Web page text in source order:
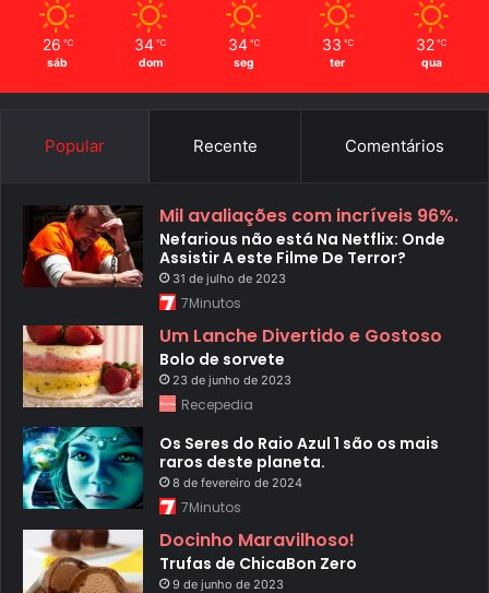
26 ℃
sáb
34 ℃
dom
34 ℃
seg
33 ℃
ter
32 ℃
qua
Popular Recente Comentários
Mil avaliações com incríveis 96%.
Nefarious não está Na Netflix: Onde
Assistir A este Filme De Terror?
31 de julho de 2023
7Minutos
Um Lanche Divertido e Gostoso
Bolo de sorvete
23 de junho de 2023
Recepedia
Os Seres do Raio Azul 1 são os mais
raros deste planeta.
8 de fevereiro de 2024
7Minutos
Docinho Maravilhoso!
Trufas de ChicaBon Zero
9 de junho de 2023